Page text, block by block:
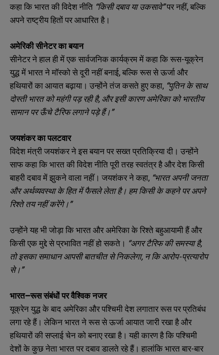
कहा कि भारत की विदेश नीति “किसी दबाव या उकसावे”पर नहीं, बल्कि
अपने राष्ट्रीय हितों पर आधारित है।
अमेरिकी सीनेटर का बयान
सीनेटर ने हाल ही में एक सार्वजनिक कार्यक्रम में कहा कि रूस-यूक्रेन
युद्ध में भारत ने मॉस्को से दूरी नहीं बनाई, बल्कि रूस से ऊर्जा और
हथियारों का आयात बढ़ाया। उन्होंने तंज कसते हुए कहा, “पुतिन के साथ
दोस्ती भारत को महंगी पड़ रही है, और इसी कारण अमेरिका को भारतीय
सामान पर ऊँचे टैरिफ लगाने पड़े हैं।”
जयशंकर का पलटवार
विदेश मंत्री जयशंकर ने इस बयान पर सख्त प्रतिक्रिया दी। उन्होंने
साफ कहा कि भारत की विदेश नीति पूरी तरह स्वतंत्र है और देश किसी
बाहरी दबाव में झुकने वाला नहीं। जयशंकर ने कहा, “भारत अपनी जनता
और अर्थव्यवस्था के हित में फैसले लेता है। हम किसी के कहने पर अपने
रिश्ते तय नहीं करेंगे।”
उन्होंने यह भी जोड़ा कि भारत और अमेरिका के रिश्ते बहुआयामी हैं और
किसी एक मुद्दे से प्रभावित नहीं हो सकते। “अगर टैरिफ की समस्या है,
तो इसका समाधान आपसी बातचीत से निकलेगा, न कि आरोप-प्रत्यारोप
से।”
भारत–रूस संबंधों पर वैश्विक नजर
यूक्रेन युद्ध के बाद अमेरिका और पश्चिमी देश लगातार रूस पर प्रतिबंध
लगा रहे हैं। लेकिन भारत ने रूस से ऊर्जा आयात जारी रखा है और
हथियारों की सप्लाई चेन को बनाए रखा है। यही कारण है कि पश्चिमी
देशों के कुछ नेता भारत पर दबाव डालते रहे हैं। हालांकि भारत बार-बार